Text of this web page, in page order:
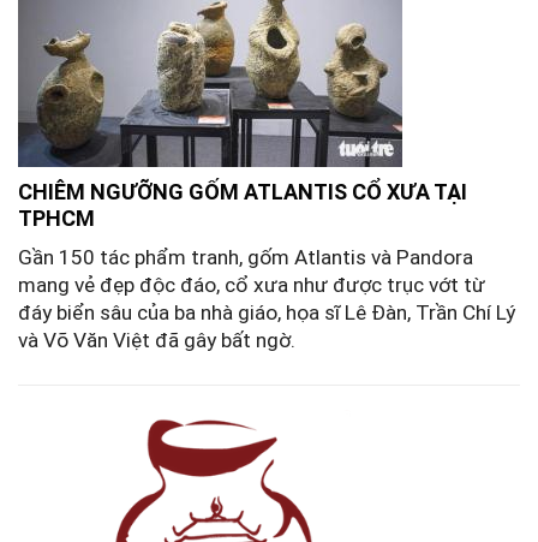
CHIÊM NGƯỠNG GỐM ATLANTIS CỔ XƯA TẠI
TPHCM
Gần 150 tác phẩm tranh, gốm Atlantis và Pandora
mang vẻ đẹp độc đáo, cổ xưa như được trục vớt từ
đáy biển sâu của ba nhà giáo, họa sĩ Lê Đàn, Trần Chí Lý
và Võ Văn Việt đã gây bất ngờ.